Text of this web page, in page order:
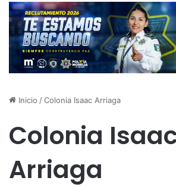
Inicio /Colonia Isaac Arriaga
Colonia
Arriaga